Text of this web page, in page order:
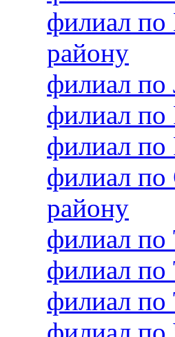
филиал по
району
филиал
филиал по
филиал по
филиал по
району
филиал по
филиал по
филиал по